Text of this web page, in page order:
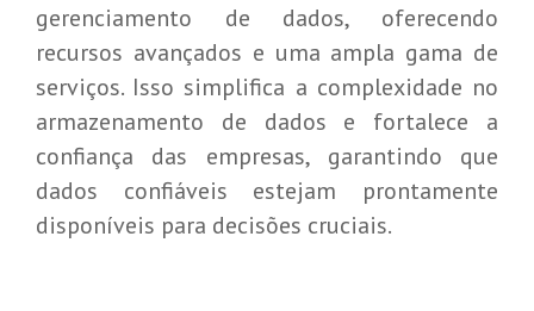
gerenciamento de dados, oferecendo
recursos avançados e uma ampla gama de
serviços. Isso simplifica a complexidade no
armazenamento de dados e fortalece a
confiança das empresas, garantindo que
dados confiáveis estejam prontamente
disponíveis para decisões cruciais.